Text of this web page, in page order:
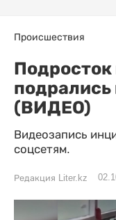
Происшествия
подрались
(ВИДЕО)
Видеозапись
соцсетям.
Редакция Liter.kz